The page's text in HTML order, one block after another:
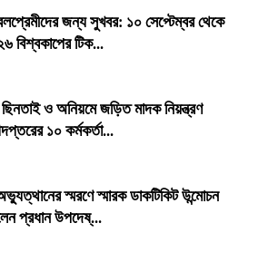
জন্য সুখবর: ১০ সেপ্টেম্বর থেকে
বিশ্বকাপের টিক...
ও অনিয়মে জড়িত মাদক নিয়ন্ত্রণ
১০ কর্মকর্তা...
স্মরণে স্মারক ডাকটিকিট উন্মোচন
প্রধান উপদেষ্...